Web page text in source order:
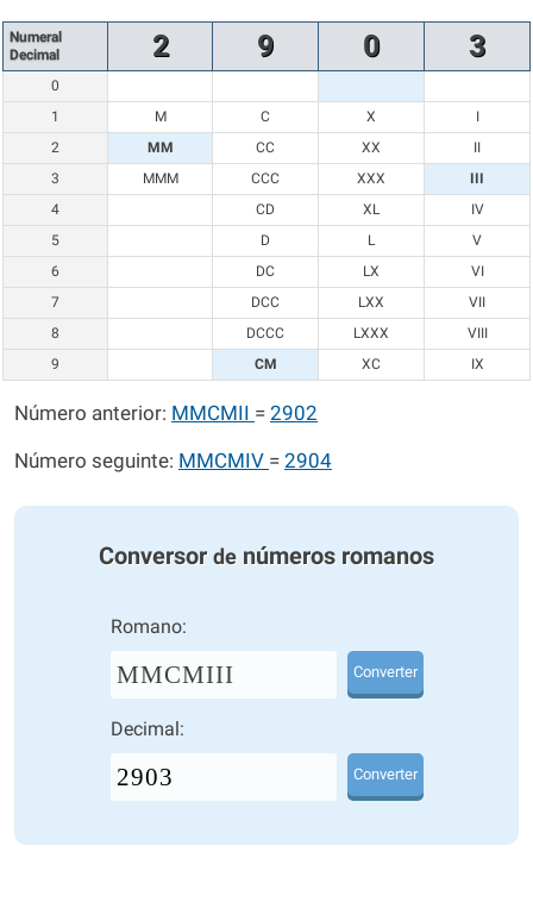
Numeral
Decimal
2 9 0 3
0
1
M C X
I
2
MM CC XX
II
3
MMM CCC XXX
III
4
CD XL
IV
5
D L
V
6
DC LX
VI
7
DCC LXX
VII
8
DCCC LXXX
VIII
9
CM XC IX
Número anterior: MMCMII = 2902
Número seguinte: MMCMIV = 2904
Conversor de números romanos
Romano:
MMCMIII Converter
Decimal:
Converter